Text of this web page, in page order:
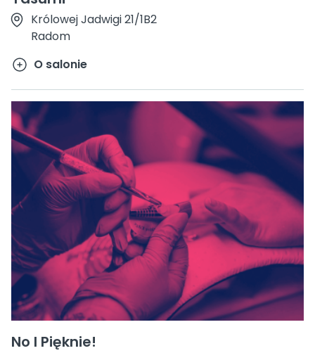
Królowej Jadwigi 21/1B2
Radom
O salonie
No I Pięknie!